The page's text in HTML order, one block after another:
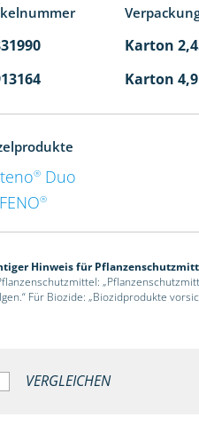
Karton
Karton
® Duo
®
Hinweis für
Für Biozide: „Biozidprodukte
VERGLEICHEN